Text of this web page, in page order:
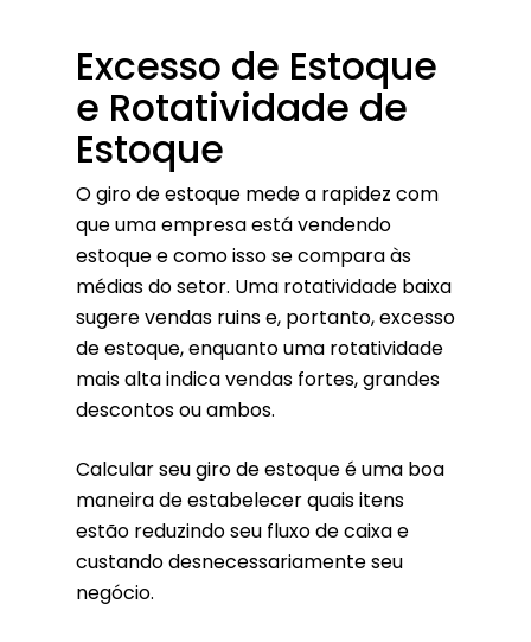
Excesso de Estoque
e Rotatividade de
Estoque
O giro de estoque mede a rapidez com
que uma empresa está vendendo
estoque e como isso se compara às
médias do setor. Uma rotatividade baixa
sugere vendas ruins e, portanto, excesso
de estoque, enquanto uma rotatividade
mais alta indica vendas fortes, grandes
descontos ou ambos.
Calcular seu giro de estoque é uma boa
maneira de estabelecer quais itens
estão reduzindo seu fluxo de caixa e
custando desnecessariamente seu
negócio.